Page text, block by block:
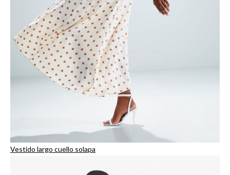
Vestido largo cuello solapa